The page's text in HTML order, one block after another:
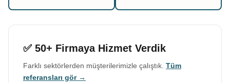
✅ 50+ Firmaya Hizmet Verdik
Farklı sektörlerden müşterilerimizle çalıştık. Tüm
referansları gör →